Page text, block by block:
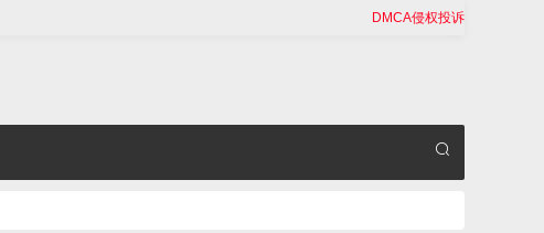
DMCA侵权投诉